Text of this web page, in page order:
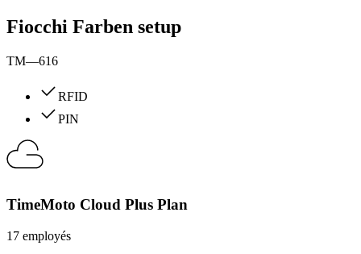
Fiocchi Farben setup
TM—616
RFID
PIN
TimeMoto Cloud Plus Plan
17 employés